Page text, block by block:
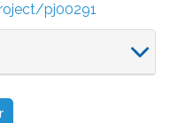
pj00291